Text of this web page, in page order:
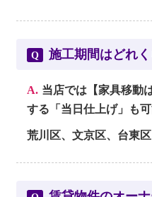
Q 施工期間はどれ
A. 当店では【家具移動
する「当日仕上げ」も
荒川区、文京区、台東